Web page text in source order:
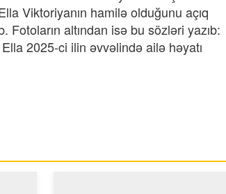
Viktoriyanın hamilə olduğunu açıq
altından isə bu sözləri yazıb:
2025-ci ilin əvvəlində ailə həyatı